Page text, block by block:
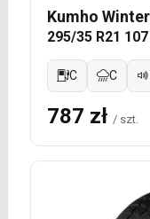
Kumho
295/35 R21 107
C C
787 zł / szt.